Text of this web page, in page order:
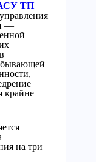
АСУ ТП —
—
крайне
на три